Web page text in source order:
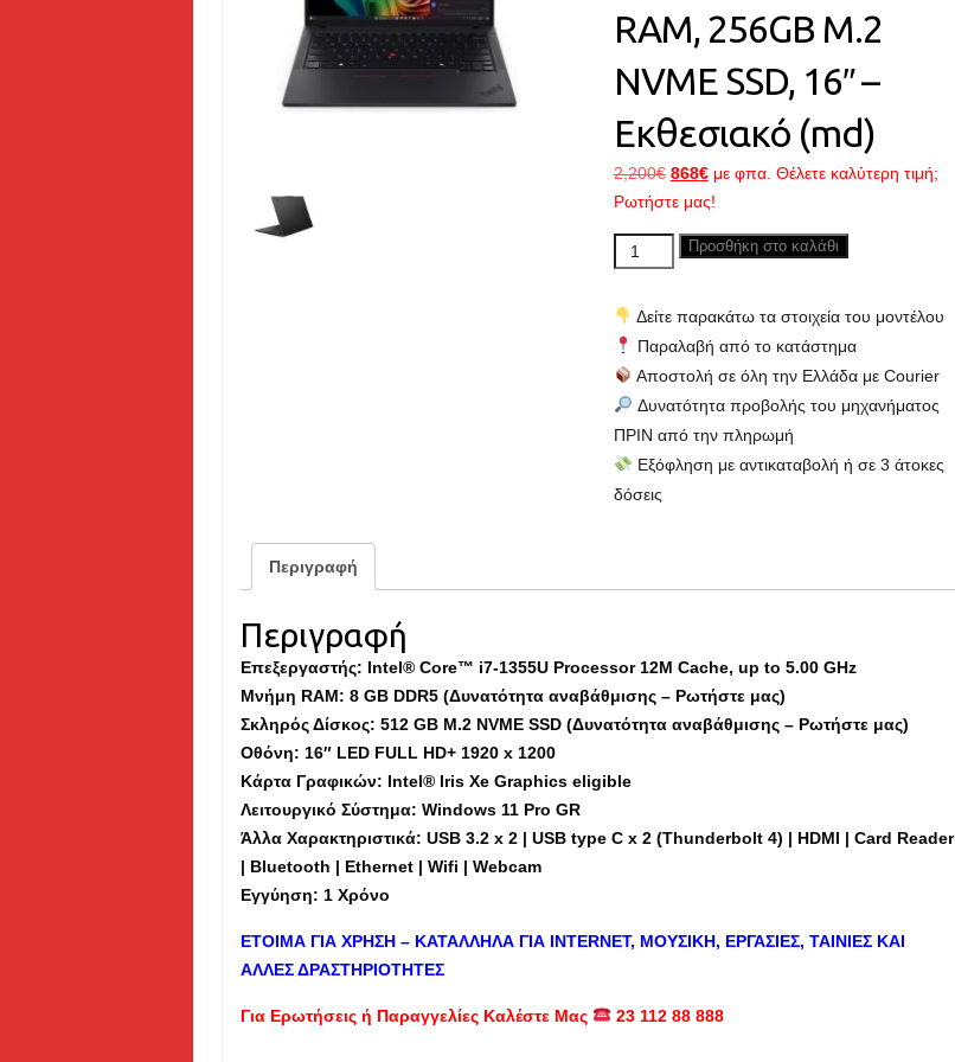
RAM, 256GB M.2
NVME SSD, 16″ –
Εκθεσιακό (md)
2,200€ Original
price
2,200€.
868€Η
τρέχουσα
είναι:
με φπα. Θέλετε καλύτερη τιμή;
Ρωτήστε μας!
LENOVO
Thinkpad
E16
Core
i7
up
to
5.00GHz,
256GB
SSD,
16"
-
(md)
Προσθήκη στο καλάθι
Δείτε παρακάτω τα στοιχεία του μοντέλου
Παραλαβή από το κατάστημα
Αποστολή σε όλη την Ελλάδα με Courier
Δυνατότητα προβολής του μηχανήματος
ΠΡΙΝ από την πληρωμή
Εξόφληση με αντικαταβολή ή σε 3 άτοκες
δόσεις
Περιγραφή
Περιγραφή
Επεξεργαστής: Intel® Core™ i7-1355U Processor 12M Cache, up to 5.00 GHz
Μνήμη RAM: 8 GB DDR5 (Δυνατότητα αναβάθμισης – Ρωτήστε μας)
Σκληρός Δίσκος: 512 GB M.2 NVME SSD (Δυνατότητα αναβάθμισης – Ρωτήστε μας)
Οθόνη: 16″ LED FULL HD+ 1920 x 1200
Κάρτα Γραφικών: Intel® Iris Xe Graphics eligible
Λειτουργικό Σύστημα: Windows 11 Pro GR
Άλλα Χαρακτηριστικά: USB 3.2 x 2 | USB type C x 2 (Thunderbolt 4) | HDMI | Card Reader
| Bluetooth | Ethernet | Wifi | Webcam
Εγγύηση: 1 Χρόνο
ΕΤΟΙΜΑ ΓΙΑ ΧΡΗΣΗ – ΚΑΤΑΛΛΗΛΑ ΓΙΑ INTERNET, ΜΟΥΣΙΚΗ, ΕΡΓΑΣΙΕΣ, ΤΑΙΝΙΕΣ ΚΑΙ
ΑΛΛΕΣ ΔΡΑΣΤΗΡΙΟΤΗΤΕΣ
Για Ερωτήσεις ή Παραγγελίες Καλέστε Μας 23 112 88 888